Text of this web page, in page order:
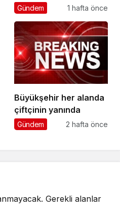
daha güvenli
Gündem 1 hafta önce
Büyükşehir her alanda
çiftçinin yanında
Gündem 2 hafta önce
Gerekli alanlar